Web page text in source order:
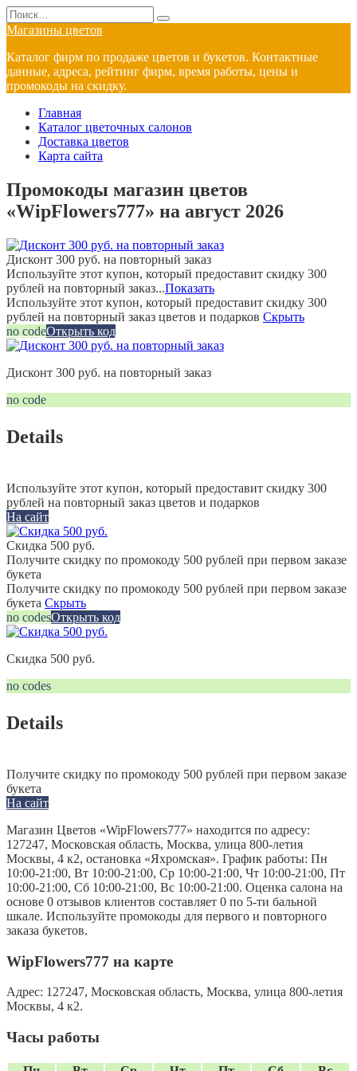
Перейти
к
содержанию
Search
for:
Магазины цветов
Каталог фирм по продаже цветов и букетов. Контактные
данные, адреса, рейтинг фирм, время работы, цены и
промокоды на скидку.
Главная
Каталог цветочных салонов
Доставка цветов
Карта сайта
Промокоды магазин цветов
«WipFlowers777» на август 2026
Дисконт 300 руб. на повторный заказ
Используйте этот купон, который предоставит скидку 300
рублей на повторный заказ...Показать
Используйте этот купон, который предоставит скидку 300
рублей на повторный заказ цветов и подарков Скрыть
no codeОткрыть код
Дисконт 300 руб. на повторный заказ
no code
Details
Используйте этот купон, который предоставит скидку 300
рублей на повторный заказ цветов и подарков
На сайт
Скидка 500 руб.
Получите скидку по промокоду 500 рублей при первом заказе
букета
Получите скидку по промокоду 500 рублей при первом заказе
букета Скрыть
no codesОткрыть код
Скидка 500 руб.
no codes
Details
Получите скидку по промокоду 500 рублей при первом заказе
букета
На сайт
Магазин Цветов «WipFlowers777» находится по адресу:
127247, Московская область, Москва, улица 800-летия
Москвы, 4 к2, остановка «Яхромская». График работы: Пн
10:00-21:00, Вт 10:00-21:00, Ср 10:00-21:00, Чт 10:00-21:00, Пт
10:00-21:00, Сб 10:00-21:00, Вс 10:00-21:00. Оценка салона на
основе 0 отзывов клиентов составляет 0 по 5-ти бальной
шкале. Используйте промокоды для первого и повторного
заказа букетов.
WipFlowers777 на карте
Адрес: 127247, Московская область, Москва, улица 800-летия
Москвы, 4 к2.
Часы работы